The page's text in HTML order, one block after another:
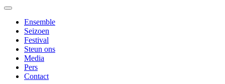
Toggle
navigationEnsemble
Seizoen
Festival
Steun ons
Media
Pers
Contact